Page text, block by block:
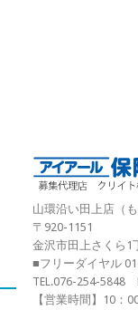
山環沿い田上店（も
〒920-1151
金沢市田上さくら1
■フリーダイヤル
TEL.076-254-5848
【営業時間】10